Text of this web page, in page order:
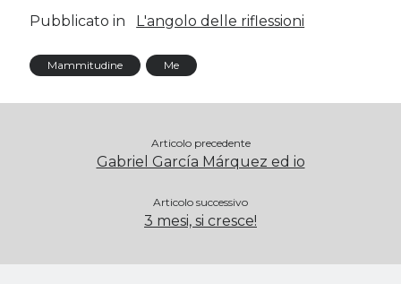
Tweet di MichelaCalculli
Pubblicato in L'angolo delle riflessioni
Mammitudine Me
Articolo precedente
Gabriel García Márquez ed io
Articolo successivo
3 mesi, si cresce!